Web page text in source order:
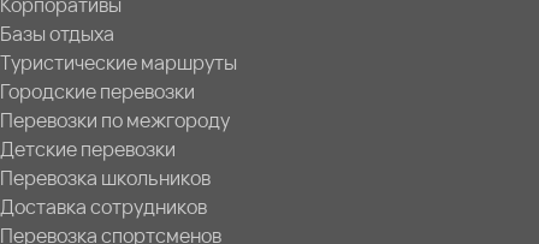
Базы отдыха
Туристические маршруты
Городские перевозки
Перевозки по межгороду
Детские перевозки
Перевозка школьников
Доставка сотрудников
Перевозка спортсменов